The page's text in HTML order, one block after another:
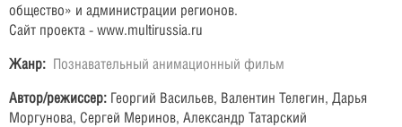
общество» и администрации регионов.
Сайт проекта - www.multirussia.ru
Жанр: Познавательный анимационный фильм
Автор/режиссер: Георгий Васильев, Валентин Телегин, Дарья
Моргунова, Сергей Меринов, Александр Татарский